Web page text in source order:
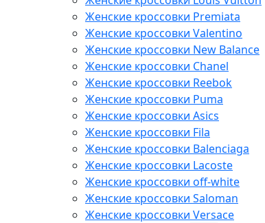
Женские кроссовки Premiata
Женские кроссовки Valentino
Женские кроссовки New Balance
Женские кроссовки Chanel
Женские кроссовки Reebok
Женские кроссовки Puma
Женские кроссовки Asics
Женские кроссовки Fila
Женские кроссовки Balenciaga
Женские кроссовки Lacoste
Женские кроссовки off-white
Женские кроссовки Saloman
Женские кроссовки Versace